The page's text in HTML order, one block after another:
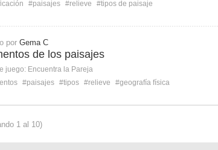
#paisajes #relieve #tipos de paisaje
por Gema C
de los paisajes
juego: Encuentra la Pareja
#paisajes #tipos #relieve #geografía física
1 al 10)